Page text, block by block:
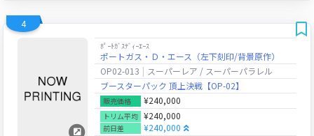
4
ﾎﾟｰﾄｶﾞｽﾃﾞｨｰｴｰｽ
ポートガス・Ｄ・エース（左下刻印/背景原作）
OP02-013
スーパーレア / スーパーパラレル
ブースターパック 頂上決戦【OP-02】
販売価格 ¥240,000
トリム平均 ¥240,000
前日差 ¥240,000